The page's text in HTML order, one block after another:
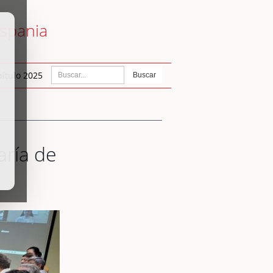
2025 Buscar
de